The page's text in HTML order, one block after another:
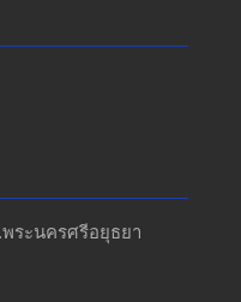
ระนครศรีอยุธยา​